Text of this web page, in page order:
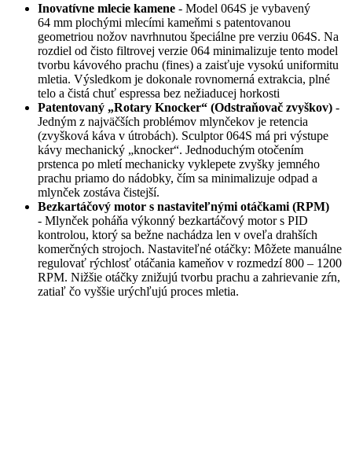
Inovatívne mlecie kamene - Model 064S je vybavený
64 mm plochými mlecími kameňmi s patentovanou
geometriou nožov navrhnutou špeciálne pre verziu 064S. Na
rozdiel od čisto filtrovej verzie 064 minimalizuje tento model
tvorbu kávového prachu (fines) a zaisťuje vysokú uniformitu
mletia. Výsledkom je dokonale rovnomerná extrakcia, plné
telo a čistá chuť espressa bez nežiaducej horkosti
Patentovaný „Rotary Knocker“ (Odstraňovač zvyškov) -
Jedným z najväčších problémov mlynčekov je retencia
(zvyšková káva v útrobách). Sculptor 064S má pri výstupe
kávy mechanický „knocker“. Jednoduchým otočením
prstenca po mletí mechanicky vyklepete zvyšky jemného
prachu priamo do nádobky, čím sa minimalizuje odpad a
mlynček zostáva čistejší.
Bezkartáčový motor s nastaviteľnými otáčkami (RPM)
- Mlynček poháňa výkonný bezkartáčový motor s PID
kontrolou, ktorý sa bežne nachádza len v oveľa drahších
komerčných strojoch. Nastaviteľné otáčky: Môžete manuálne
regulovať rýchlosť otáčania kameňov v rozmedzí 800 – 1200
RPM. Nižšie otáčky znižujú tvorbu prachu a zahrievanie zŕn,
zatiaľ čo vyššie urýchľujú proces mletia.